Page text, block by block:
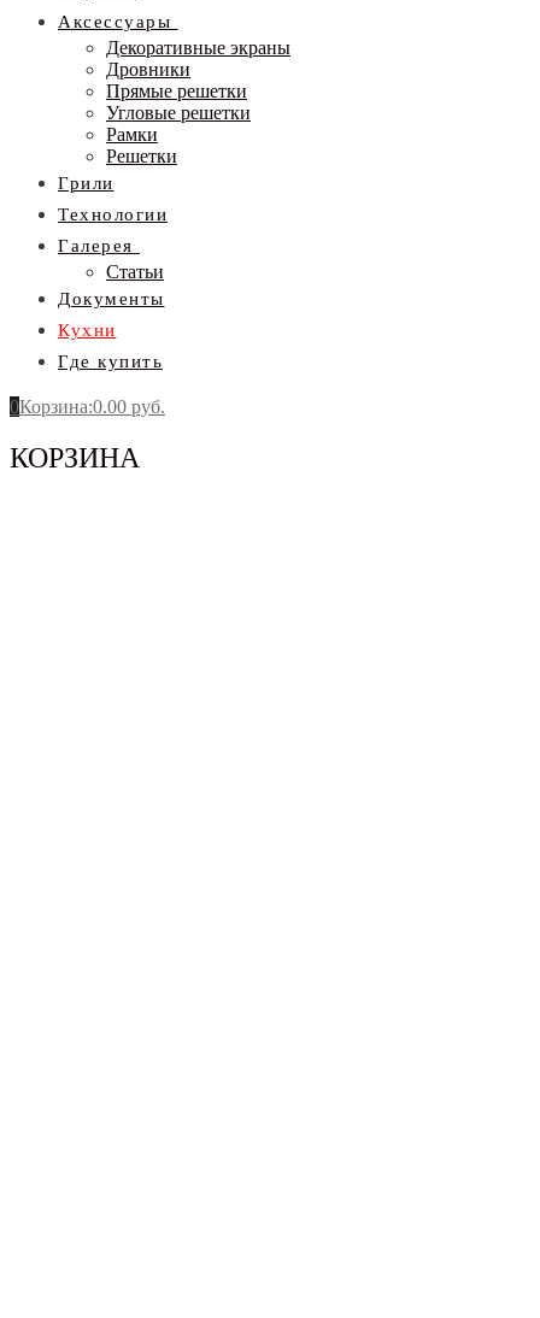
Аксессуары
Декоративные экраны
Дровники
Прямые решетки
Угловые решетки
Рамки
Решетки
Грили
Технологии
Галерея
Статьи
Документы
Кухни
Где купить
0Корзина:0.00 руб.
КОРЗИНА